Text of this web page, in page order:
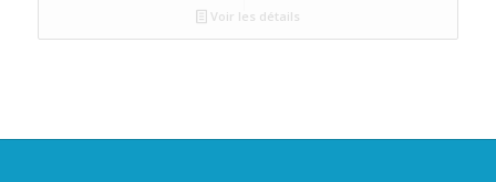
Voir les détails